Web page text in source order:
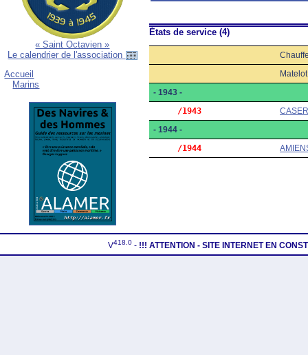
« Saint Octavien »
Le calendrier de l'association
Accueil
Marins
États de service (4)
Matelot
- 1943 -
     /1943
- 1944 -
     /1944
V418.0 - !!! ATTENTION - SITE INTERNET EN